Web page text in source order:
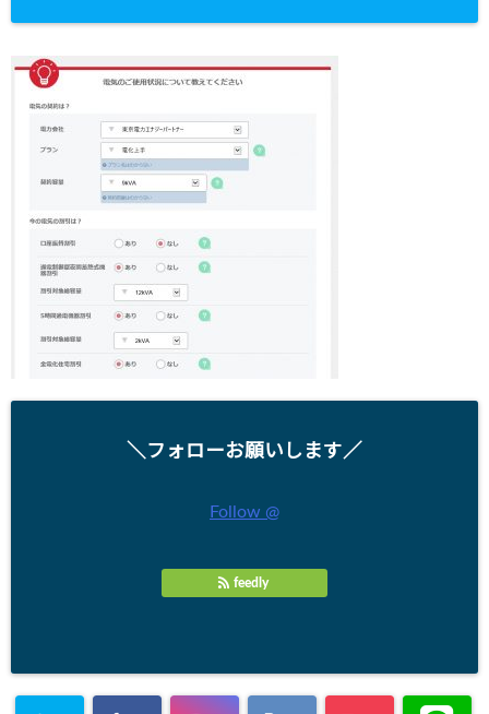
＼フォローお願いします／
Follow @
feedly